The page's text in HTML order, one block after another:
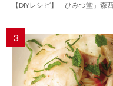
【DIYレシピ】「ひみつ堂」森
3